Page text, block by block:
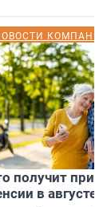
получит
в августе